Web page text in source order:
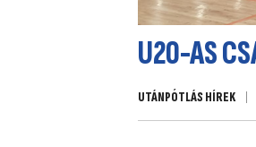
U20-AS
UTÁNPÓTLÁS HÍREK